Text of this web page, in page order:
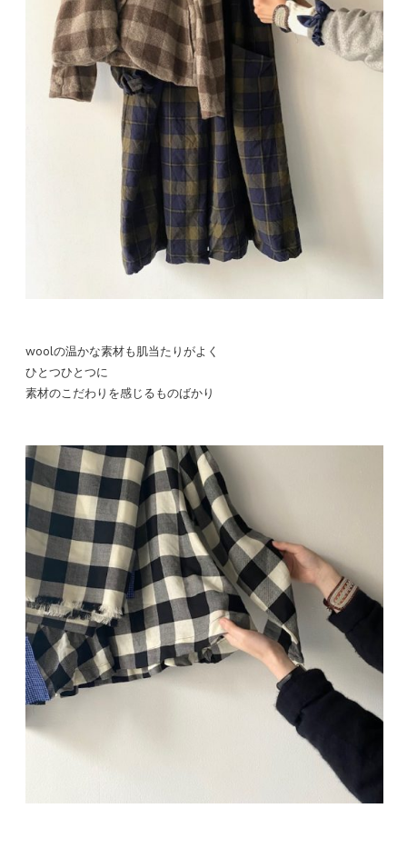
woolの温かな素材も肌当たりがよく
ひとつひとつに
素材のこだわりを感じるものばかり